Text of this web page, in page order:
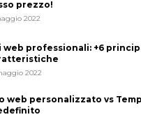
prezzo!
2022
web professionali: +6
2022
web personalizzato vs